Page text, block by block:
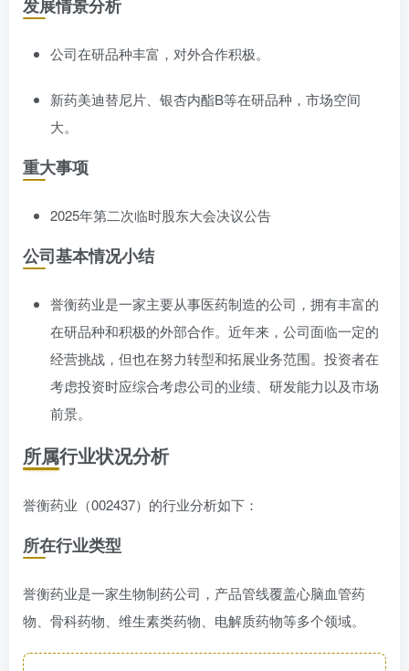
发展情景分析
公司在研品种丰富，对外合作积极。
新药美迪替尼片、银杏内酯B等在研品种，市场空间
大。
重大事项
2025年第二次临时股东大会决议公告
公司基本情况小结
誉衡药业是一家主要从事医药制造的公司，拥有丰富的
在研品种和积极的外部合作。近年来，公司面临一定的
经营挑战，但也在努力转型和拓展业务范围。投资者在
考虑投资时应综合考虑公司的业绩、研发能力以及市场
前景。
所属行业状况分析
誉衡药业（002437）的行业分析如下：
所在行业类型
誉衡药业是一家生物制药公司，产品管线覆盖心脑血管药
物、骨科药物、维生素类药物、电解质药物等多个领域。